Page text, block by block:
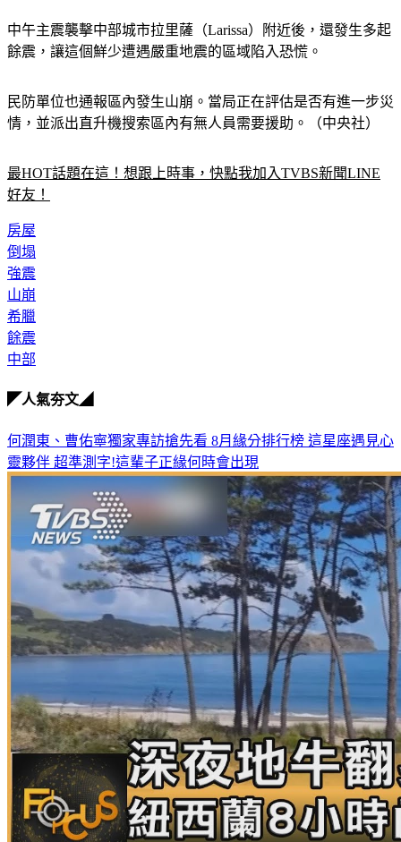
中午主震襲擊中部城市拉里薩（Larissa）附近後，還發生多起
餘震，讓這個鮮少遭遇嚴重地震的區域陷入恐慌。
民防單位也通報區內發生山崩。當局正在評估是否有進一步災
情，並派出直升機搜索區內有無人員需要援助。（中央社）
最HOT話題在這！想跟上時事，快點我加入TVBS新聞LINE
好友！
房屋
倒塌
強震
山崩
希臘
餘震
中部
◤人氣夯文◢
何潤東、曹佑寧獨家專訪搶先看 8月緣分排行榜 這星座遇見心
靈夥伴 超準測字!這輩子正緣何時會出現